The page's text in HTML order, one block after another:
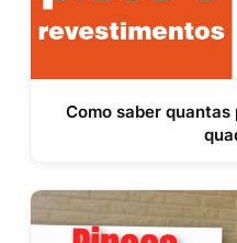
Como saber